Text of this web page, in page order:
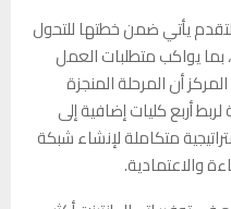
يأتي ضمن خطتها للتحول
بما يواكب متطلبات العمل
أن المرحلة المنجزة
أربع كليات إضافية إلى
متكاملة لإنشاء شبكة
والاعتمادية.